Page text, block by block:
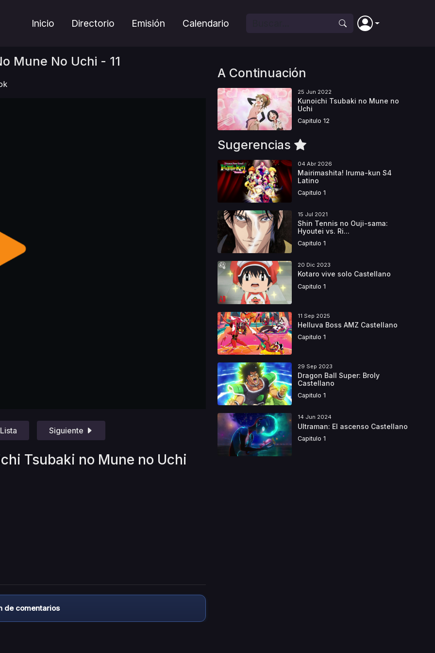
Inicio Directorio Emisión Calendario
Mune No Uchi - 11
Lista Siguiente
Tsubaki no Mune no Uchi
de comentarios
A Continuación
25 Jun 2022
Kunoichi Tsubaki no Mune no
Uchi
Capitulo 12
Sugerencias
04 Abr 2026
Mairimashita! Iruma-kun S4
Latino
Capitulo 1
15 Jul 2021
Shin Tennis no Ouji-sama:
Hyoutei vs. Ri...
Capitulo 1
20 Dic 2023
Kotaro vive solo Castellano
Capitulo 1
11 Sep 2025
Helluva Boss AMZ Castellano
Capitulo 1
29 Sep 2023
Dragon Ball Super: Broly
Castellano
Capitulo 1
14 Jun 2024
Ultraman: El ascenso Castellano
Capitulo 1